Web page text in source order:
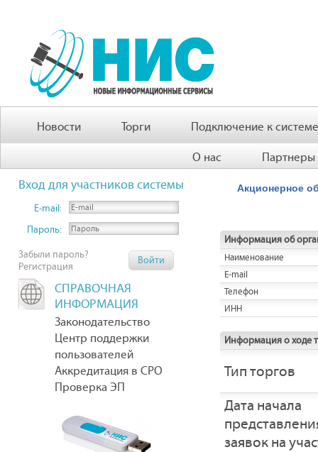
Новости Торги Подключение к системе
О нас Партнеры
Вход для участников системы
E-mail:
Пароль:
Забыли пароль?
Регистрация
СПРАВОЧНАЯ
ИНФОРМАЦИЯ
Законодательство
Центр поддержки
пользователей
Аккредитация в СРО
Проверка ЭП
Акционерное
Информация об
Наименование
E-mail
Телефон
ИНН
Информация о ходе
Тип торгов
Дата начала
заявок на